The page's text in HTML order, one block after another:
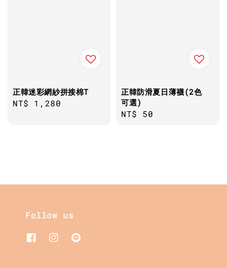
正韓迷彩網紗拼接棉T
Regular
NT$ 1,280
正韓防滑夏日薄襪(2色
可選)
Regular
NT$ 50
Follow us